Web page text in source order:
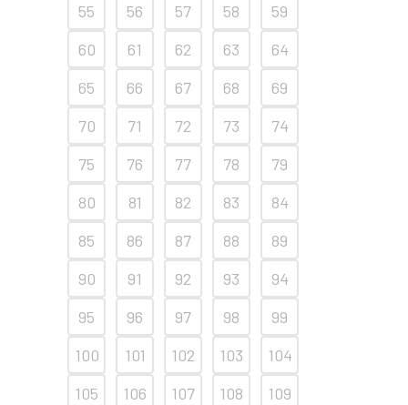
55
56 57 58
59
60
61 62 63
64
65
66 67 68
69
70
71 72 73
74
75
76 77 78
79
80
81 82 83
84
85
86 87 88
89
90
91 92 93
94
95
96 97 98
99
100
101 102 103
104
105
106 107 108
109